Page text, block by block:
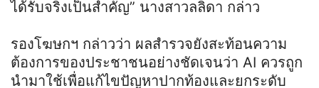
ได้รับจริงเป็นสำคัญ” นางสาวลลิดา กล่าว
รองโฆษกฯ กล่าวว่า ผลสำรวจยังสะท้อนความ
ต้องการของประชาชนอย่างชัดเจนว่า AI ควรถูก
นำมาใช้เพื่อแก้ไขปัญหาปากท้องและยกระดับ